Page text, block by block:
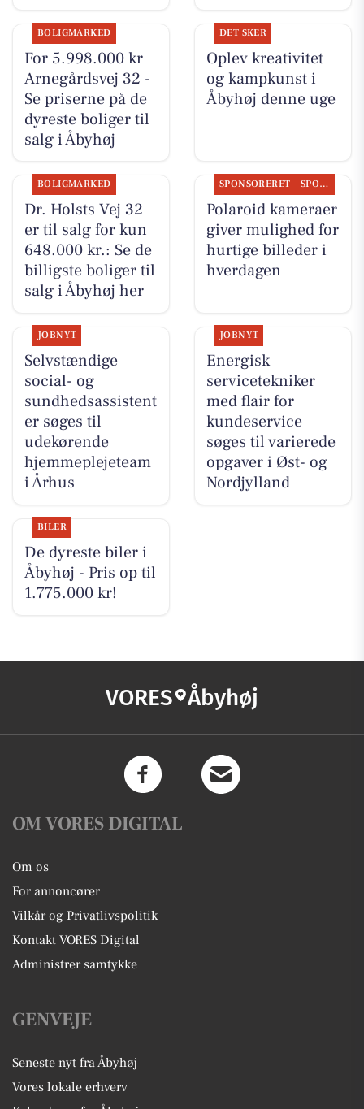
BOLIGMARKED
For 5.998.000 kr
Arnegårdsvej 32 -
Se priserne på de
dyreste boliger til
salg i Åbyhøj
DET SKER
Oplev kreativitet
og kampkunst i
Åbyhøj denne uge
BOLIGMARKED
Dr. Holsts Vej 32
er til salg for kun
648.000 kr.: Se de
billigste boliger til
salg i Åbyhøj her
SPONSORERET SPONSORERET INDHOLD
Polaroid kameraer
giver mulighed for
hurtige billeder i
hverdagen
JOBNYT
Selvstændige
social- og
sundhedsassistent
er søges til
udekørende
hjemmeplejeteam
i Århus
JOBNYT
Energisk
servicetekniker
med flair for
kundeservice
søges til varierede
opgaver i Øst- og
Nordjylland
BILER
De dyreste biler i
Åbyhøj - Pris op til
1.775.000 kr!
VORES Åbyhøj
OM VORES DIGITAL
Om os
For annoncører
Vilkår og Privatlivspolitik
Kontakt VORES Digital
Administrer samtykke
GENVEJE
Seneste nyt fra Åbyhøj
Vores lokale erhverv